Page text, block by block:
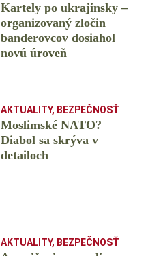
Kartely po ukrajinsky –
organizovaný zločin
banderovcov dosiahol
novú úroveň
AKTUALITY, BEZPEČNOSŤ
Moslimské NATO?
Diabol sa skrýva v
detailoch
AKTUALITY, BEZPEČNOSŤ